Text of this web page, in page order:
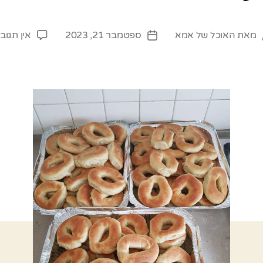
מאת האוכל של אמא
תאריךספטמבר 21, 2023 אין